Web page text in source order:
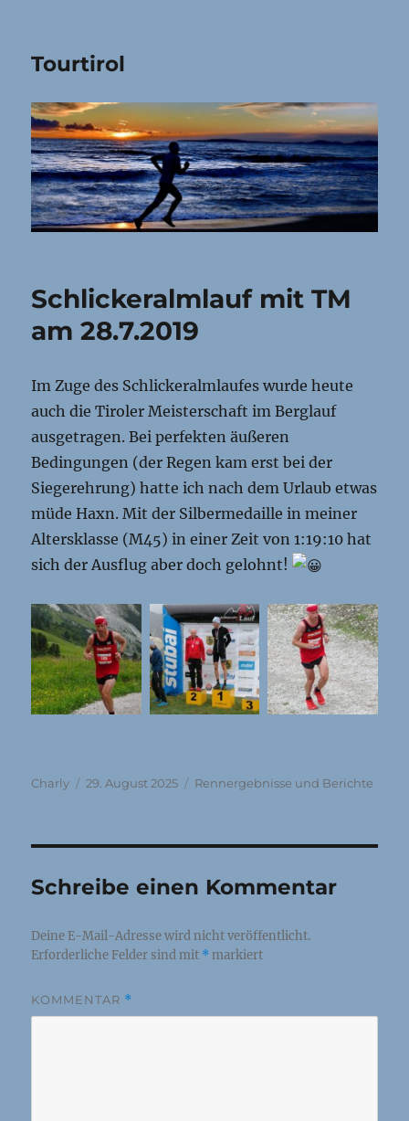
Tourtirol
Schlickeralmlauf mit TM
am 28.7.2019
Im Zuge des Schlickeralmlaufes wurde heute
auch die Tiroler Meisterschaft im Berglauf
ausgetragen. Bei perfekten äußeren
Bedingungen (der Regen kam erst bei der
Siegerehrung) hatte ich nach dem Urlaub etwas
müde Haxn. Mit der Silbermedaille in meiner
Altersklasse (M45) in einer Zeit von 1:19:10 hat
sich der Ausflug aber doch gelohnt!
Autor
Charly
Veröffentlicht
29. August 2025 Kategorien
Rennergebnisse und Berichte
Schreibe einen Kommentar
Deine E-Mail-Adresse wird nicht veröffentlicht.
Erforderliche Felder sind mit * markiert
KOMMENTAR *